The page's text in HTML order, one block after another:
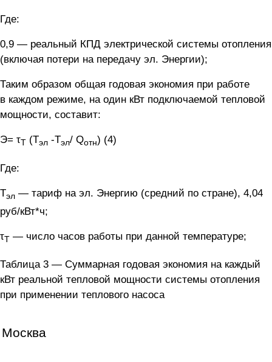
Где:
0,9 — реальный КПД электрической системы отопления
(включая потери на передачу эл. Энергии);
Таким образом общая годовая экономия при работе
в каждом режиме, на один кВт подключаемой тепловой
мощности, составит:
Э= τТ (Тэл -Тэл/ Qотн) (4)
Где:
Тэл — тариф на эл. Энергию (средний по стране), 4,04
руб/кВт*ч;
τТ — число часов работы при данной температуре;
Таблица 3 — Суммарная годовая экономия на каждый
кВт реальной тепловой мощности системы отопления
при применении теплового насоса
Москва